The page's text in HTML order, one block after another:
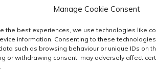
Manage Cookie Consent
the best experiences, we use technologies like
information. Consenting to these
such as browsing behaviour or unique IDs on
or withdrawing consent, may adversely affect